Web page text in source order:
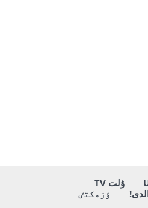
ۇلت TV
ٶزەكتٸ